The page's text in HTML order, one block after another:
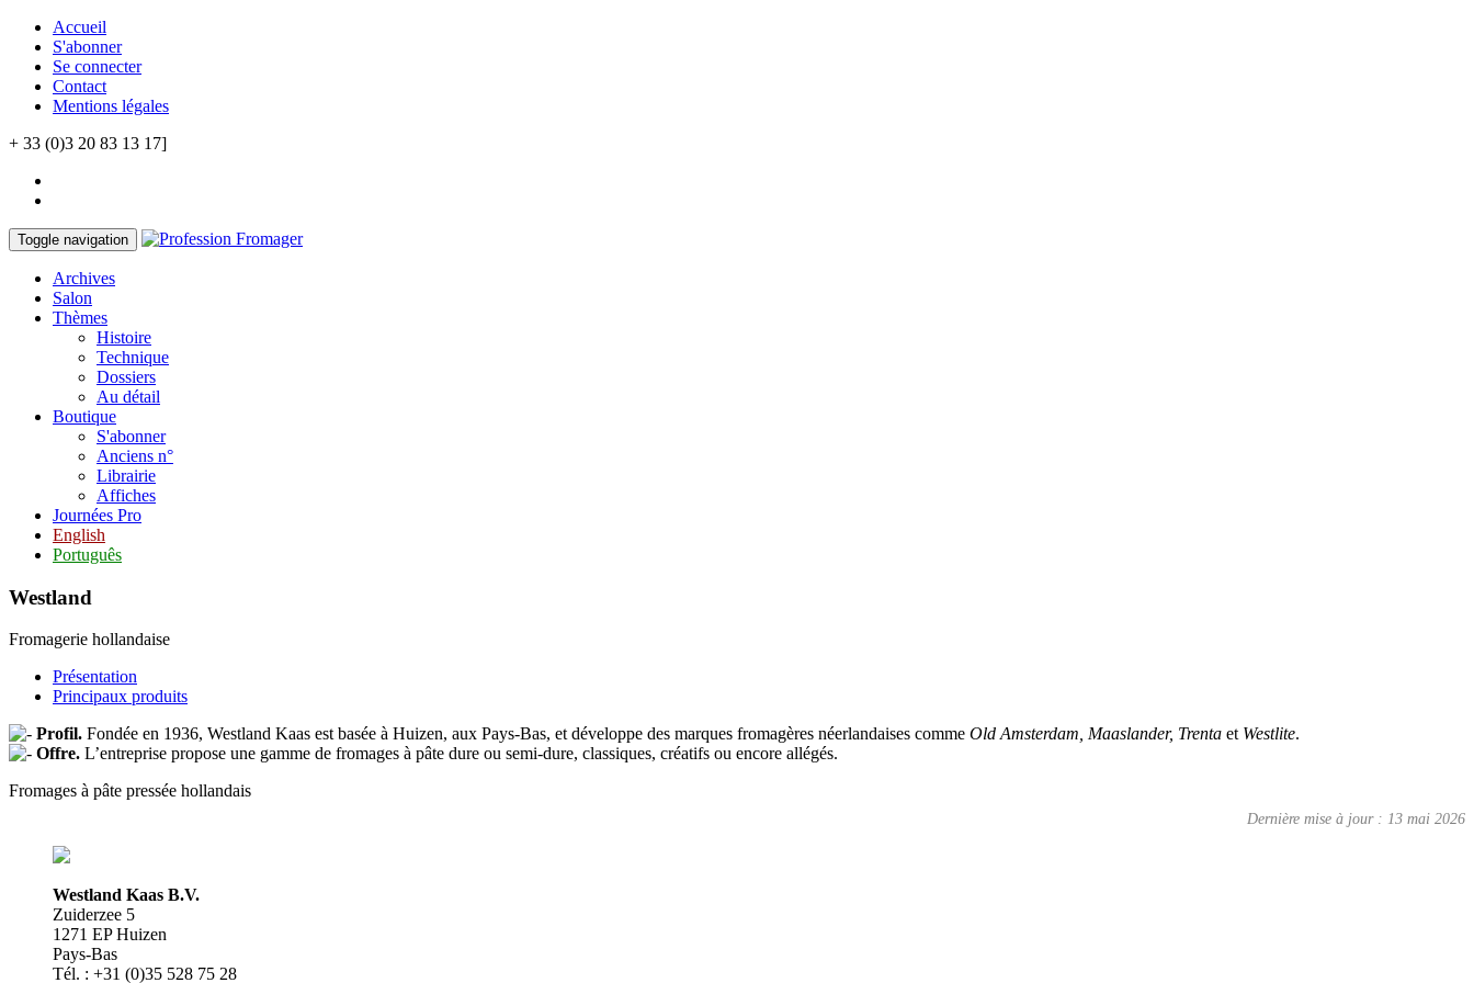
Accueil
S'abonner
Se connecter
Contact
Mentions légales
+ 33 (0)3 20 83 13 17]
Toggle navigation
Archives
Salon
Thèmes
Histoire
Technique
Dossiers
Au détail
Boutique
S'abonner
Anciens n°
Librairie
Affiches
Journées Pro
English
Português
Westland
Fromagerie hollandaise
Présentation
Principaux produits
Profil. Fondée en 1936, Westland Kaas est basée à Huizen, aux Pays-Bas, et développe des marques fromagères néerlandaises comme Old Amsterdam, Maaslander, Trenta et Westlite.
Offre. L’entreprise propose une gamme de fromages à pâte dure ou semi-dure, classiques, créatifs ou encore allégés.
Fromages à pâte pressée hollandais
Dernière mise à jour : 13 mai 2026
Westland Kaas B.V.
Zuiderzee 5
1271 EP Huizen
Pays-Bas
Tél. : +31 (0)35 528 75 28